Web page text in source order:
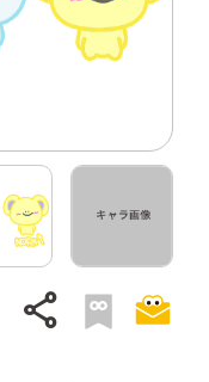
share